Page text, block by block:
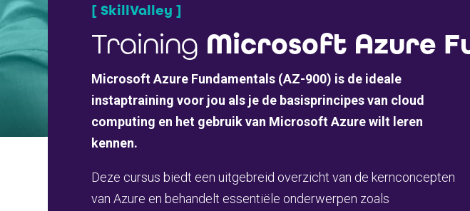
[ SkillValley ]
Training Microsoft Azure
Microsoft Azure Fundamentals (AZ-900) is de ideale
instaptraining voor jou als je de basisprincipes van cloud
computing en het gebruik van Microsoft Azure wilt leren
kennen.
Deze cursus biedt een uitgebreid overzicht van de kernconcepten
van Azure en behandelt essentiële onderwerpen zoals